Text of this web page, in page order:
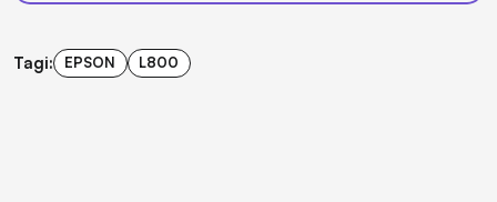
Tagi: EPSON L800